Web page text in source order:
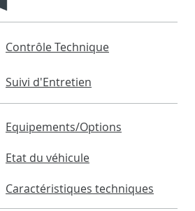
Contrôle Technique
Suivi d'Entretien
Equipements/Options
Etat du véhicule
Caractéristiques techniques